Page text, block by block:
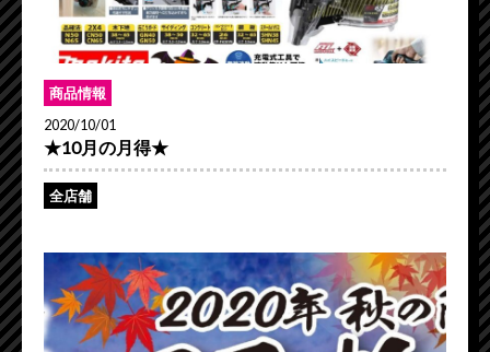
商品情報
2020/10/01
★10月の月得★
全店舗